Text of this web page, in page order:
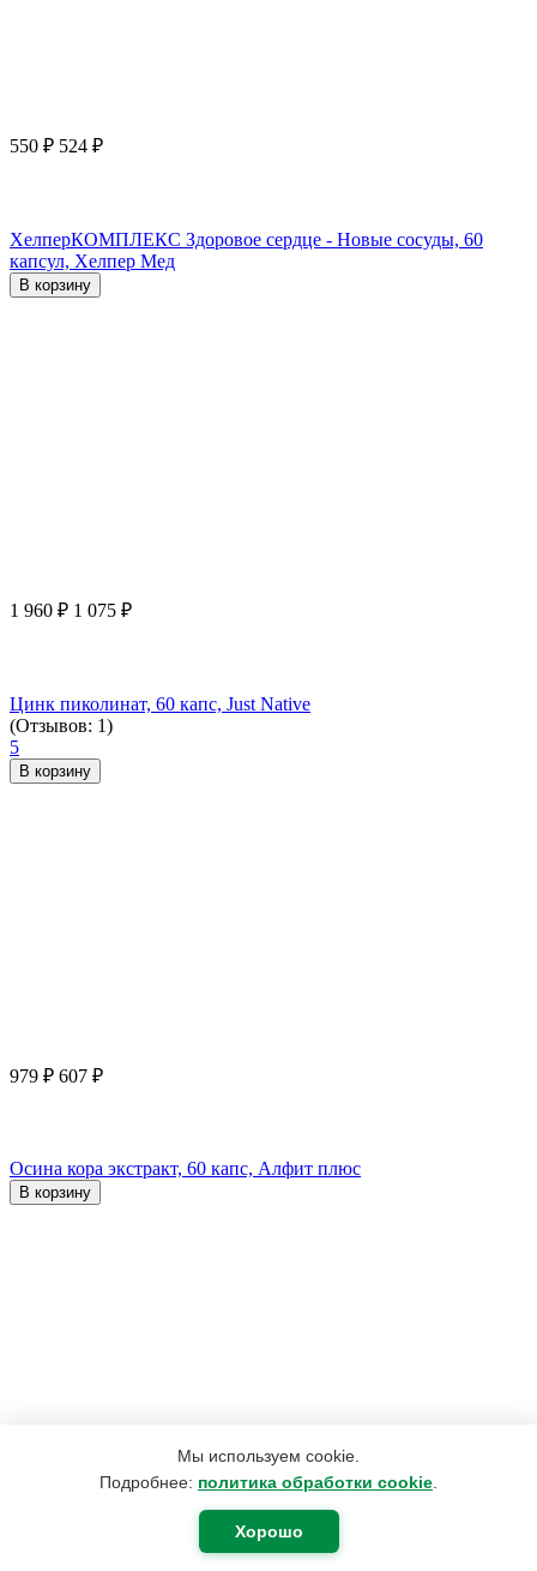
Мы используем cookie.
Подробнее: политика обработки cookie
Хорошо
550 ₽ 524 ₽
ХелперКОМПЛЕКС Здоровое сердце - Новые сосуды, 60
капсул, Хелпер Мед
В корзину
1 960 ₽ 1 075 ₽
Цинк пиколинат, 60 капс, Just Native
(Отзывов: 1)
5
В корзину
979 ₽ 607 ₽
Осина кора экстракт, 60 капс, Алфит плюс
В корзину